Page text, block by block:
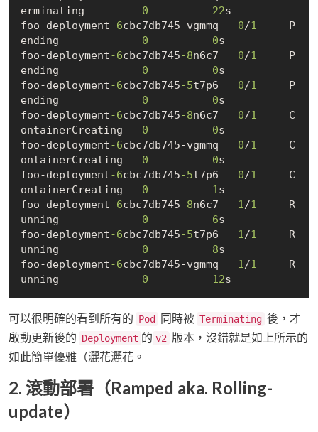
erminating 0 22s
foo-deployment-6cbc7db745-vgmmq 0/1
     P
ending 0 0s
foo-deployment-6cbc7db745-8n6c7 0/1
     P
ending 0 0s
foo-deployment-6cbc7db745-5t7p6 0/1
     P
ending 0 0s
foo-deployment-6cbc7db745-8n6c7 0/1
     C
ontainerCreating 0 0s
foo-deployment-6cbc7db745-vgmmq 0/1
     C
ontainerCreating 0 0s
foo-deployment-6cbc7db745-5t7p6 0/1
     C
ontainerCreating 0 1 s
foo-deployment-6cbc7db745-8n6c7 1 /1
     R
unning 0 6s
foo-deployment-6cbc7db745-5t7p6 1 /1
     R
unning 0 8s
foo-deployment-6cbc7db745-vgmmq 1 /1
     R
unning 0 12
可以很明確的看到所有的 Pod 同時被 Terminating 後，才
啟動更新後的 Deployment 的 v2 版本，沒錯就是如上所示的
如此簡單優雅（灑花灑花。
2. 滾動部署（Ramped aka. Rolling-
update）